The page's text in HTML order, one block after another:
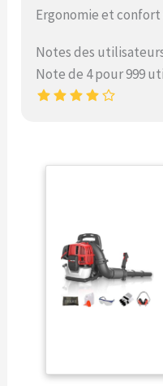
Ergonomie et
Notes des
Note de 4 pour 999